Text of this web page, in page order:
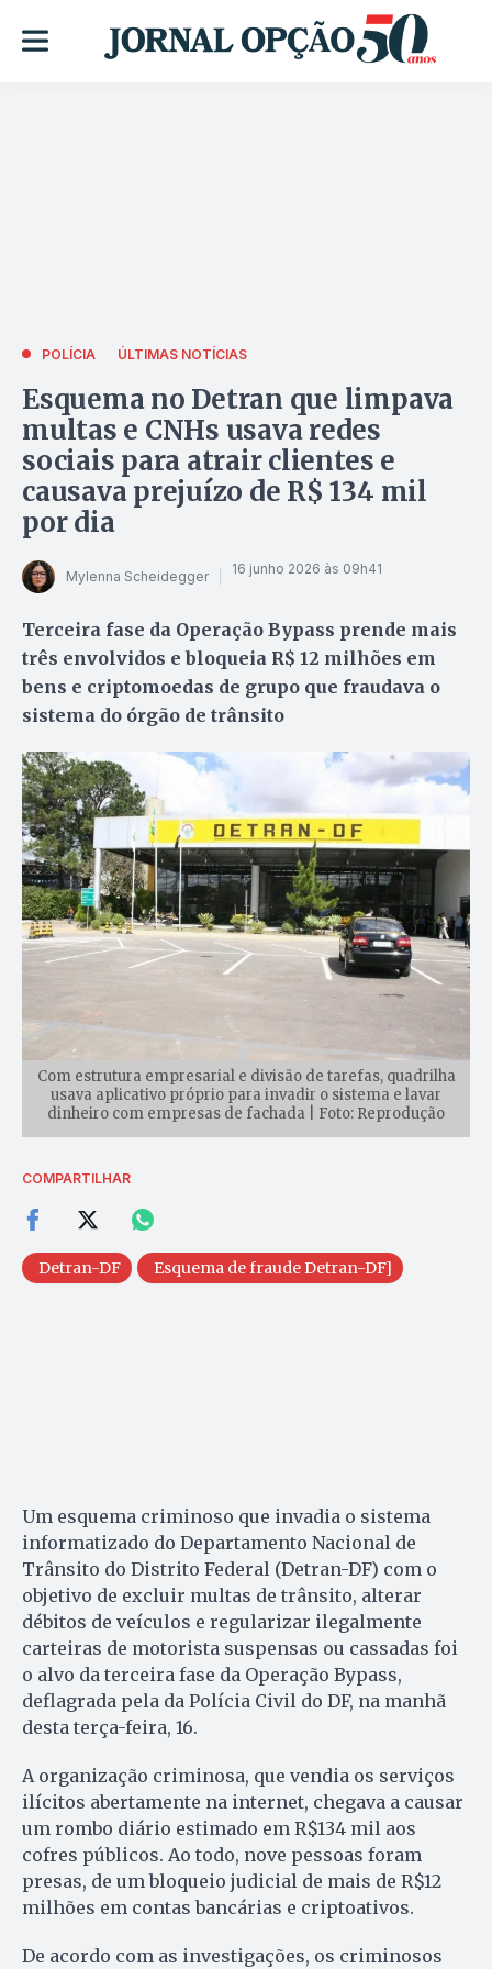
POLÍCIA ÚLTIMAS NOTÍCIAS
Esquema no Detran que limpava
multas e CNHs usava redes
sociais para atrair clientes e
causava prejuízo de R$ 134 mil
por dia
Mylenna Scheidegger 16 junho 2026 às 09h41
Terceira fase da Operação Bypass prende mais
três envolvidos e bloqueia R$ 12 milhões em
bens e criptomoedas de grupo que fraudava o
sistema do órgão de trânsito
Com estrutura empresarial e divisão de tarefas, quadrilha
usava aplicativo próprio para invadir o sistema e lavar
dinheiro com empresas de fachada | Foto: Reprodução
COMPARTILHAR
Detran-DF Esquema de fraude Detran-DF]
Um esquema criminoso que invadia o sistema
informatizado do Departamento Nacional de
Trânsito do Distrito Federal (Detran-DF) com o
objetivo de excluir multas de trânsito, alterar
débitos de veículos e regularizar ilegalmente
carteiras de motorista suspensas ou cassadas foi
o alvo da terceira fase da Operação Bypass,
deflagrada pela da Polícia Civil do DF, na manhã
desta terça-feira, 16.
A organização criminosa, que vendia os serviços
ilícitos abertamente na internet, chegava a causar
um rombo diário estimado em R$134 mil aos
cofres públicos. Ao todo, nove pessoas foram
presas, de um bloqueio judicial de mais de R$12
milhões em contas bancárias e criptoativos.
De acordo com as investigações, os criminosos